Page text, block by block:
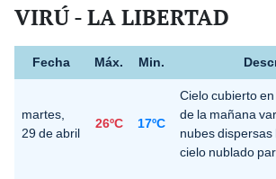
VIRÚ - LA LIBERTAD
Fecha Máx. Min.
martes,
29 de abril
26ºC 17ºC
Cielo cubierto
de la mañana
nubes dispersas
cielo nublado